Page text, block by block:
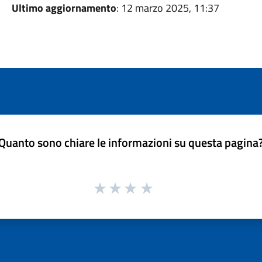
Ultimo aggiornamento: 12 marzo 2025, 11:37
sono chiare le informazioni su questa